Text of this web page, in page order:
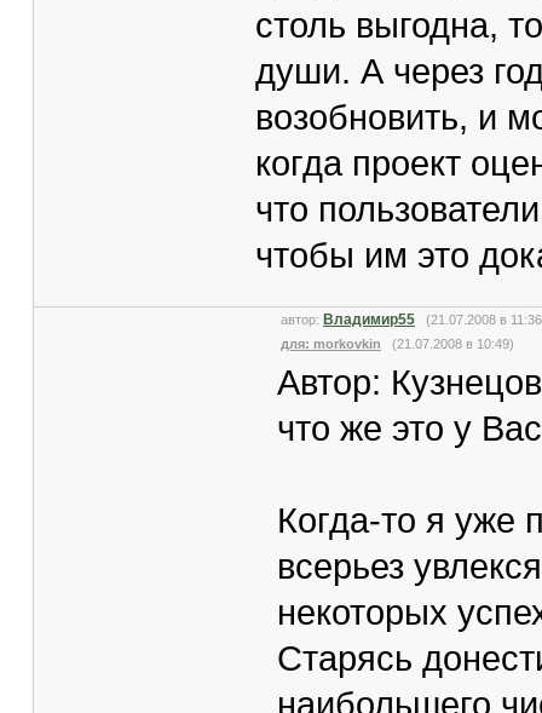
столь выгодна,
души. А через
возобновить, и
когда проект
что
чтобы им это
автор: Владимир55 (21.07.2008 в
для: morkovkin (21.07.2008 в 10:49)
Автор:
что же это у
Когда-то я уже
всерьез
некоторых
Старясь
наибольшего